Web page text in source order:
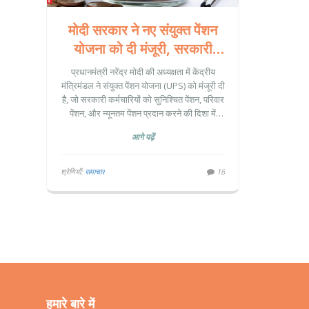
मोदी सरकार ने नए संयुक्त पेंशन
योजना को दी मंजूरी, सरकारी
कर्मचारियों को मिलेगा गारंटीकृत
परिवार और न्यूनतम पेंशन
प्रधानमंत्री नरेंद्र मोदी की अध्यक्षता में केंद्रीय
मंत्रिमंडल ने संयुक्त पेंशन योजना (UPS) को मंजूरी दी
है, जो सरकारी कर्मचारियों को सुनिश्चित पेंशन, परिवार
पेंशन, और न्यूनतम पेंशन प्रदान करने की दिशा में
होगी और कर्मियों को नेशनल पेंशन योजना (NPS) व
आगे पढ़ें
श्रेणियाँ: समाचार 16
हमारे बारे में